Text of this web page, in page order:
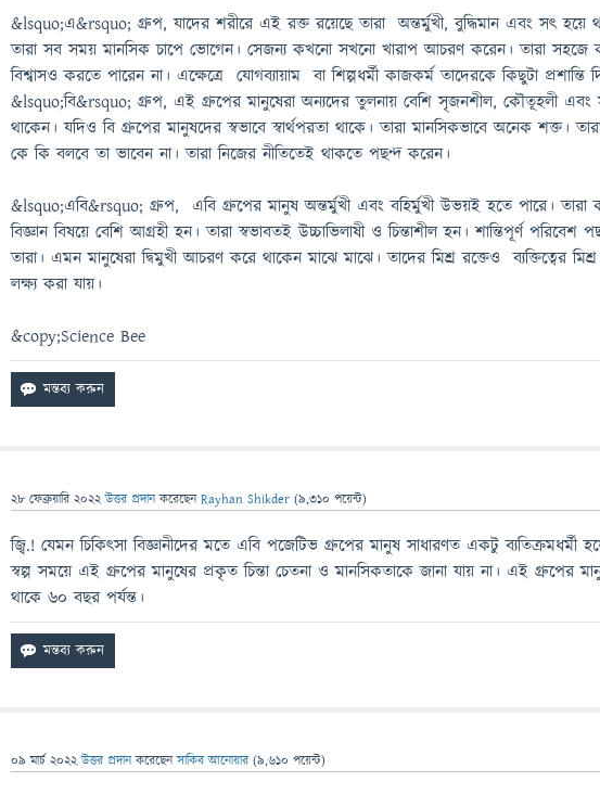
&lsquo;এ&rsquo; গ্রুপ, যাদের শরীরে এই রক্ত রয়েছে তারা অন্তর্মুখী, বুদ্ধিমান এবং সৎ হয়ে
তারা সব সময় মানসিক চাপে ভোগেন। সেজন্য কখনো সখনো খারাপ আচরণ করেন। তারা সহজে
বিশ্বাসও করতে পারেন না। এক্ষেত্রে যোগব্যায়াম বা শিল্পধর্মী কাজকর্ম তাদেরকে কিছুটা প্রশান্তি
&lsquo;বি&rsquo; গ্রুপ, এই গ্রুপের মানুষেরা অন্যদের তুলনায় বেশি সৃজনশীল, কৌতূহলী এবং
থাকেন। যদিও বি গ্রুপের মানুষদের স্বভাবে স্বার্থপরতা থাকে। তারা মানসিকভাবে অনেক শক্ত।
কে কি বলবে তা ভাবেন না। তারা নিজের নীতিতেই থাকতে পছন্দ করেন।
&lsquo;এবি&rsquo; গ্রুপ, এবি গ্রুপের মানুষ অন্তর্মুখী এবং বহির্মুখী উভয়ই হতে পারে। তারা
বিজ্ঞান বিষয়ে বেশি আগ্রহী হন। তারা স্বভাবতই উচ্চাভিলাষী ও চিন্তাশীল হন। শান্তিপূর্ণ পরিবেশ
তারা। এমন মানুষেরা দ্বিমুখী আচরণ করে থাকেন মাঝে মাঝে। তাদের মিশ্র রক্তেও ব্যক্তিত্বের মিশ্র
লক্ষ্য করা যায়।
&copy;Science Bee
28 ফেব্রুয়ারি 2022 উত্তর প্রদান করেছেনRayhan Shikder (9,310 পয়েন্ট)
জ্বি.! যেমন চিকিৎসা বিজ্ঞানীদের মতে এবি পজেটিভ গ্রুপের মানুষ সাধারণত একটু ব্যতিক্রমধর্মী
স্বল্প সময়ে এই গ্রুপের মানুষের প্রকৃত চিন্তা চেতনা ও মানসিকতাকে জানা যায় না। এই গ্রুপের
থাকে ৬০ বছর পর্যন্ত।
09 মার্চ 2022 উত্তর প্রদান করেছেনসাকিব আনোয়ার (9,610 পয়েন্ট)